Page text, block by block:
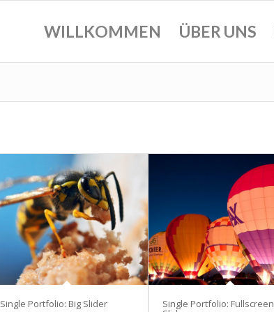
WILLKOMMEN ÜBER UNS
Single Portfolio: Big Slider Single Portfolio: Fullscreen